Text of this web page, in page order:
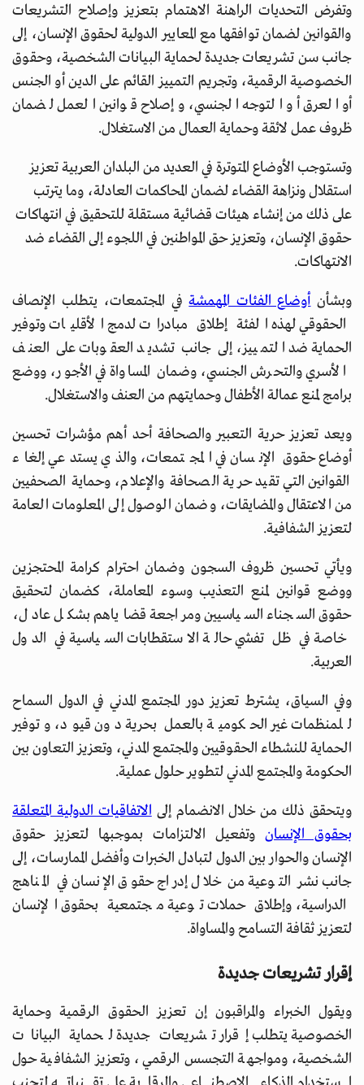
وتفرض التحديات الراهنة الاهتمام بتعزيز وإصلاح التشريعات
والقوانين لضمان توافقها مع المعايير الدولية لحقوق الإنسان، إلى
جانب سن تشريعات جديدة لحماية البيانات الشخصية، وحقوق
الخصوصية الرقمية، وتجريم التمييز القائم على الدين أو الجنس
أو العرق أو التوجه الجنسي، وإصلاح قوانين العمل لضمان
ظروف عمل لائقة وحماية العمال من الاستغلال.
وتستوجب الأوضاع المتوترة في العديد من البلدان العربية تعزيز
استقلال ونزاهة القضاء لضمان المحاكمات العادلة، وما يترتب
على ذلك من إنشاء هيئات قضائية مستقلة للتحقيق في انتهاكات
حقوق الإنسان، وتعزيز حق المواطنين في اللجوء إلى القضاء ضد
الانتهاكات.
وبشأنأوضاع الفئات المهمشةفي المجتمعات، يتطلب الإنصاف
الحقوقي لهذه الفئة إطلاق مبادرات لدمج الأقليات وتوفير
الحماية ضد التمييز، إلى جانب تشديد العقوبات على العنف
الأسري والتحرش الجنسي، وضمان المساواة في الأجور، ووضع
برامج لمنع عمالة الأطفال وحمايتهم من العنف والاستغلال.
ويعد تعزيز حرية التعبير والصحافة أحد أهم مؤشرات تحسين
أوضاع حقوق الإنسان في المجتمعات، والذي يستدعي إلغاء
القوانين التي تقيد حرية الصحافة والإعلام، وحماية الصحفيين
من الاعتقال والمضايقات، وضمان الوصول إلى المعلومات العامة
لتعزيز الشفافية.
ويأتي تحسين ظروف السجون وضمان احترام كرامة المحتجزين
ووضع قوانين لمنع التعذيب وسوء المعاملة، كضمان لتحقيق
حقوق السجناء السياسيين ومراجعة قضاياهم بشكل عادل،
خاصة في ظل تفشي حالة الاستقطابات السياسية في الدول
العربية.
وفي السياق، يشترط تعزيز دور المجتمع المدني في الدول السماح
للمنظمات غير الحكومية بالعمل بحرية دون قيود، وتوفير
الحماية للنشطاء الحقوقيين والمجتمع المدني، وتعزيز التعاون بين
الحكومة والمجتمع المدني لتطوير حلول عملية.
ويتحقق ذلك من خلال الانضمام إلىالاتفاقيات الدولية المتعلقة
بحقوق الإنسان وتفعيل الالتزامات بموجبها لتعزيز حقوق
الإنسان والحوار بين الدول لتبادل الخبرات وأفضل الممارسات، إلى
جانب نشر التوعية من خلال إدراج حقوق الإنسان في المناهج
الدراسية، وإطلاق حملات توعية مجتمعية بحقوق الإنسان
لتعزيز ثقافة التسامح والمساواة.
إقرار تشريعات جديدة
ويقول الخبراء والمراقبون إن تعزيز الحقوق الرقمية وحماية
الخصوصية يتطلب إقرار تشريعات جديدة لحماية البيانات
الشخصية، ومواجهة التجسس الرقمي، وتعزيز الشفافية حول